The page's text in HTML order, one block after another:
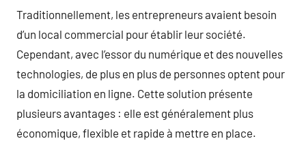
Traditionnellement, les entrepreneurs avaient besoin
d’un local commercial pour établir leur société.
Cependant, avec l’essor du numérique et des nouvelles
technologies, de plus en plus de personnes optent pour
la domiciliation en ligne. Cette solution présente
plusieurs avantages : elle est généralement plus
économique, flexible et rapide à mettre en place.